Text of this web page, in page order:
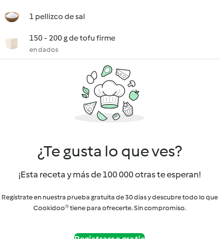
1 pellizco de sal
150 - 200 g de tofu firme
en dados
¿Te gusta lo que ves?
¡Esta receta y más de 100 000 otras te esperan!
Regístrate en nuestra prueba gratuita de 30 días y descubre todo lo que
Cookidoo® tiene para ofrecerte. Sin compromiso.